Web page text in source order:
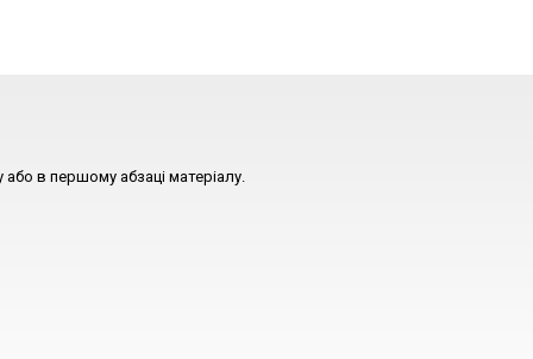
в першому абзаці матеріалу.